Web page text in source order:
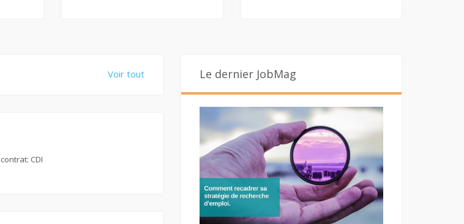
Voir tout
CDI
Le dernier JobMag